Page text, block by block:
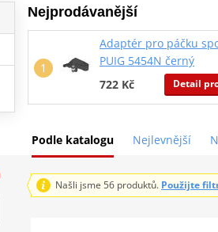
Nejprodávanější
Adaptér pro páčku
PUIG 5454N černý
722 Kč
Detail
Podle katalogu Nejlevnější
Našli jsme 56 produktů. Použijte